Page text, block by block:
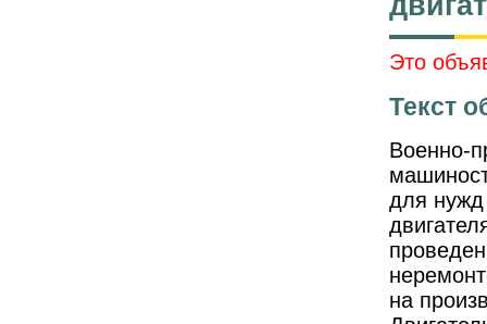
Это
Текст
Военно-
для
на